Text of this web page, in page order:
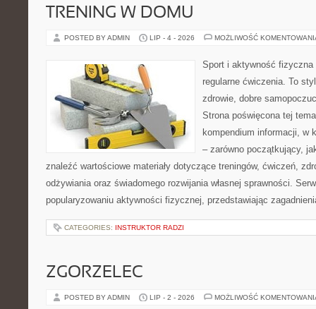
TRENING W DOMU
POSTED BY ADMIN LIP - 4 - 2026 MOŻLIWOŚĆ
Sport i aktywność
regularne ćwiczenia. To
zdrowie, dobre
Strona poświęcona tej
kompendium informacji, w
– zarówno początkujący,
znaleźć wartościowe materiały dotyczące treningów, ćwiczeń,
odżywiania oraz świadomego rozwijania własnej sprawności.
popularyzowaniu aktywności fizycznej, przedstawiając
CATEGORIES: INSTRUKTOR RADZI
ZGORZELEC
POSTED BY ADMIN LIP - 2 - 2026 MOŻLIWOŚĆ